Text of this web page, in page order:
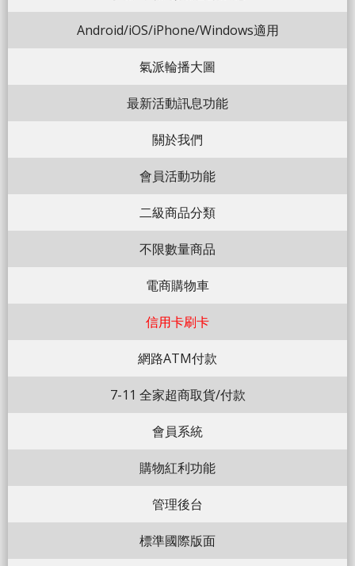
Android/iOS/iPhone/Windows適用
氣派輪播大圖
最新活動訊息功能
關於我們
會員活動功能
二級商品分類
不限數量商品
電商購物車
信用卡刷卡
網路ATM付款
7-11 全家超商取貨/付款
會員系統
購物紅利功能
管理後台
標準國際版面